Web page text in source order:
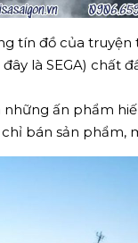
tín đồ của
là SEGA) chất
ấn phẩm
bán sản